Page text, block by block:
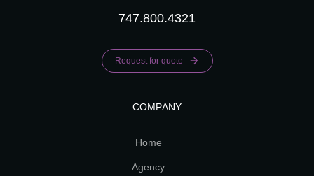
747.800.4321
Request for quote
COMPANY
Home
Agency